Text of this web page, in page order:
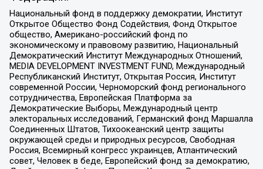
Национальный фонд в поддержку демократии, Институт
Открытое Общество Фонд Содействия, Фонд Открытое
общество, Американо-российский фонд по
экономическому и правовому развитию, Национальный
Демократический Институт Международных Отношений,
MEDIA DEVELOPMENT INVESTMENT FUND, Международный
Республиканский Институт, Открытая Россия, Институт
современной России, Черноморский фонд регионального
сотрудничества, Европейская Платформа за
Демократические Выборы, Международный центр
электоральных исследований, Германский фонд Маршалла
Соединенных Штатов, Тихоокеанский центр защиты
окружающей среды и природных ресурсов, Свободная
Россия, Всемирный конгресс украинцев, Атлантический
совет, Человек в беде, Европейский фонд за демократию,